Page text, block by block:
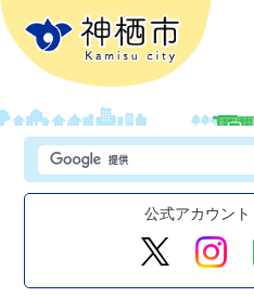
公式アカウン